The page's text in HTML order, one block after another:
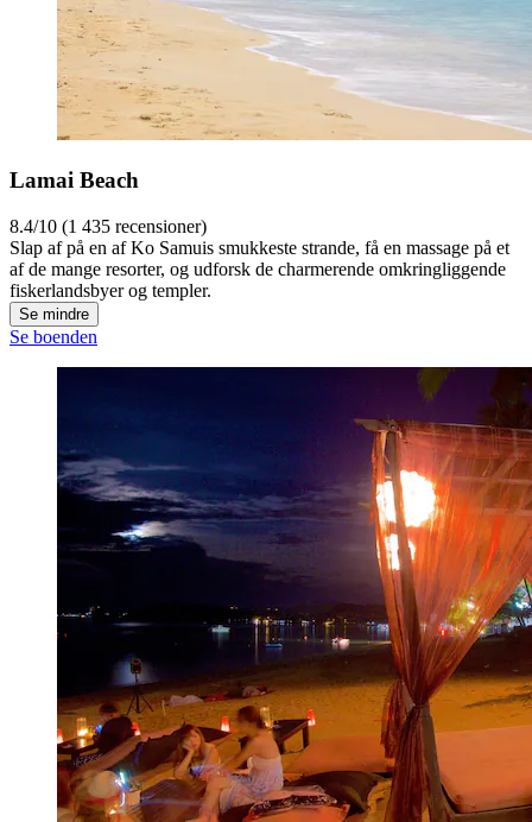
Lamai Beach
8.4/10 (1 435 recensioner)
Slap af på en af Ko Samuis smukkeste strande, få en massage på et
af de mange resorter, og udforsk de charmerende omkringliggende
fiskerlandsbyer og templer.
Se mindre
Se boenden